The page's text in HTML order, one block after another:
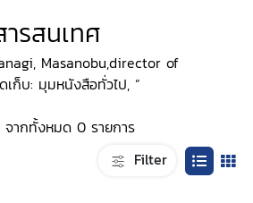
รสนเทศ
Masanobu,director of
ก็บ: มุมหนังสือทั่วไป, ”
ากทั้งหมด 0 รายการ
Filter